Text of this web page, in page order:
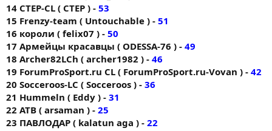
14 CTEP-CL ( CTEP ) - 53
15 Frenzy-team ( Untouchable ) - 51
16 короли ( felix07 ) - 50
17 Армейцы красавцы ( ODESSA-76 ) - 49
18 Archer82LCh ( archer1982 ) - 46
19 ForumProSport.ru CL ( ForumProSport.ru-Vovan ) - 42
20 Socceroos-LC ( Socceroos ) - 36
21 Hummeln ( Eddy ) - 31
22 ATB ( arsaman ) - 25
23 ПАВЛОДАР ( kalatun aga ) - 22